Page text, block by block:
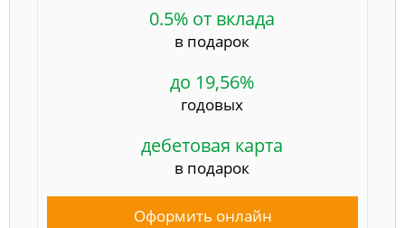
0.5% от вклада
в подарок
до 19,56%
годовых
дебетовая карта
в подарок
Оформить онлайн